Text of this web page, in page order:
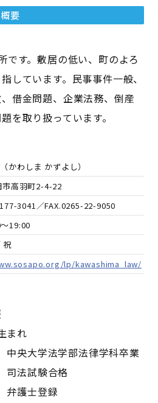
要
です。敷居の低い、町のよろ
しています。民事事件一般、
借金問題、企業法務、倒産
を取り扱っています。
（かわしま かずよし）
市高羽町2-4-22
3041／FAX.0265-22-9050
19:00
祝
lp/kawashima_law/
まれ
央大学法学部法律学科卒業
法試験合格
護士登録